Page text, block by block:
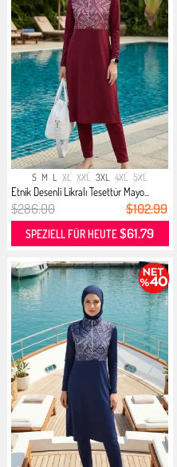
S M L XL XXL 3XL 4XL 5XL
Etnik Desenli Likralı Tesettür Mayo...
$286.00 $102.99
SPEZIELL FÜR HEUTE$61.79